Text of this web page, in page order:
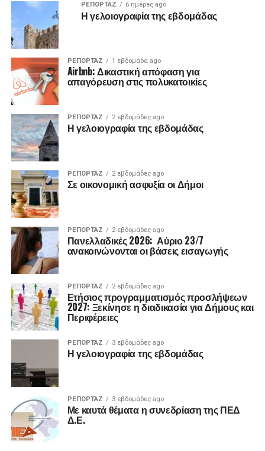
ΡΕΠΟΡΤΑΖ 6 ημέρες ago
Η γελοιογραφία της εβδομάδας
ΡΕΠΟΡΤΑΖ 1 εβδομάδα ago
Airbnb: Δικαστική απόφαση για
απαγόρευση στις πολυκατοικίες
ΡΕΠΟΡΤΑΖ 2 εβδομάδες ago
Η γελοιογραφία της εβδομάδας
ΡΕΠΟΡΤΑΖ 2 εβδομάδες ago
Σε οικονομική ασφυξία οι Δήμοι
ΡΕΠΟΡΤΑΖ 2 εβδομάδες ago
Πανελλαδικές 2026: Αύριο 23/7
ανακοινώνονται οι βάσεις εισαγωγής
ΡΕΠΟΡΤΑΖ 2 εβδομάδες ago
Ετήσιος προγραμματισμός προσλήψεων
2027: Ξεκίνησε η διαδικασία για Δήμους και
Περιφέρειες
ΡΕΠΟΡΤΑΖ 3 εβδομάδες ago
Η γελοιογραφία της εβδομάδας
ΡΕΠΟΡΤΑΖ 3 εβδομάδες ago
Με καυτά θέματα η συνεδρίαση της ΠΕΔ
Δ.Ε.